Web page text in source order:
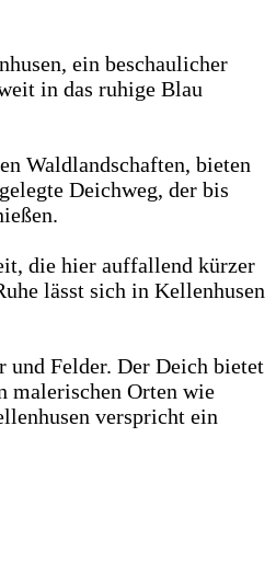
ein beschaulicher
in das ruhige Blau
Waldlandschaften, bieten
Deichweg, der bis
die hier auffallend kürzer
lässt sich in Kellenhusen
und Felder. Der Deich bietet
malerischen Orten wie
verspricht ein